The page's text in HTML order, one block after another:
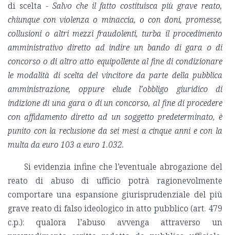
di scelta - Salvo che il fatto costituisca più grave reato,
chiunque con violenza o minaccia, o con doni, promesse,
collusioni o altri mezzi fraudolenti, turba il procedimento
amministrativo diretto ad indire un bando di gara o di
concorso o di altro atto equipollente al fine di condizionare
le modalità di scelta del vincitore da parte della pubblica
amministrazione, oppure elude l’obbligo giuridico di
indizione di una gara o di un concorso, al fine di procedere
con affidamento diretto ad un soggetto predeterminato, è
punito con la reclusione da sei mesi a cinque anni e con la
multa da euro 103 a euro 1.032.
Si evidenzia infine che l’eventuale abrogazione del
reato di abuso di ufficio potrà ragionevolmente
comportare una espansione giurisprudenziale del più
grave reato di falso ideologico in atto pubblico (art. 479
c.p.): qualora l’abuso avvenga attraverso un